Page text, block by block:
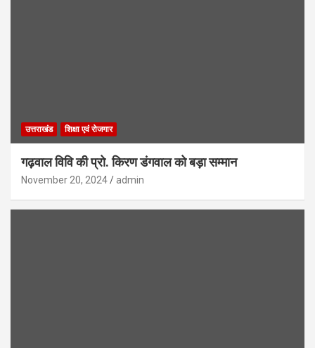
उत्तराखंड शिक्षा एवं रोजगार
गढ़वाल विवि की प्रो. किरण डंगवाल को बड़ा सम्मान
November 20, 2024 admin